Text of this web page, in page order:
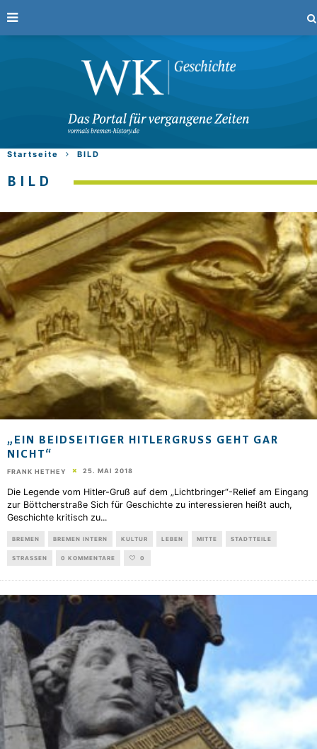
Startseite BILD
BILD
„EIN BEIDSEITIGER HITLERGRUSS GEHT GAR N
ICHT“
FRANK HETHEY 25. MAI 2018
Die Legende vom Hitler-Gruß auf dem „Lichtbringer“-Relief am Eingang
zur Böttcherstraße Sich für Geschichte zu interessieren heißt auch,
Geschichte kritisch zu...
BREMEN BREMEN INTERN KULTUR LEBEN MITTE STADTTEILE
STRASSEN 0 KOMMENTARE 0